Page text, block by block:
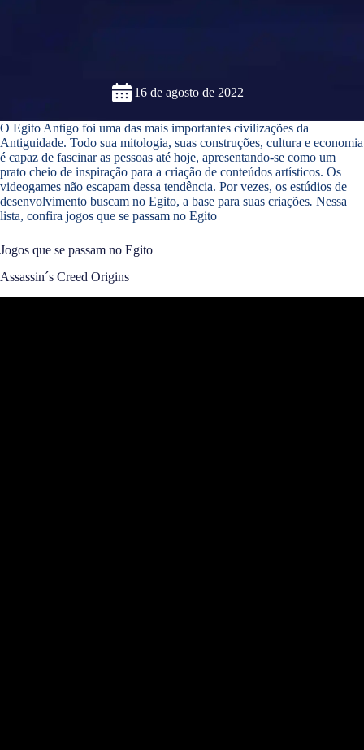
16 de agosto de 2022
O Egito Antigo foi uma das mais importantes civilizações da
Antiguidade. Todo sua mitologia, suas construções, cultura e economia
é capaz de fascinar as pessoas até hoje, apresentando-se como um
prato cheio de inspiração para a criação de conteúdos artísticos. Os
videogames não escapam dessa tendência. Por vezes, os estúdios de
desenvolvimento buscam no Egito, a base para suas criações. Nessa
lista, confira jogos que se passam no Egito
Jogos que se passam no Egito
Assassin´s Creed Origins